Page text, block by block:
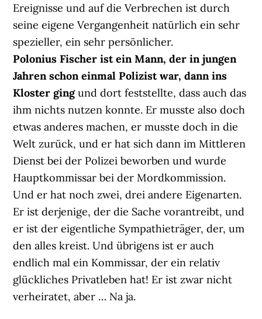
Ereignisse und auf die Verbrechen ist durch
seine eigene Vergangenheit natürlich ein sehr
spezieller, ein sehr persönlicher.
Polonius Fischer ist ein Mann, der in jungen
Jahren schon einmal Polizist war, dann ins
Kloster gingund dort feststellte, dass auch das
ihm nichts nutzen konnte. Er musste also doch
etwas anderes machen, er musste doch in die
Welt zurück, und er hat sich dann im Mittleren
Dienst bei der Polizei beworben und wurde
Hauptkommissar bei der Mordkommission.
Und er hat noch zwei, drei andere Eigenarten.
Er ist derjenige, der die Sache vorantreibt, und
er ist der eigentliche Sympathieträger, der, um
den alles kreist. Und übrigens ist er auch
endlich mal ein Kommissar, der ein relativ
glückliches Privatleben hat! Er ist zwar nicht
verheiratet, aber … Na ja.